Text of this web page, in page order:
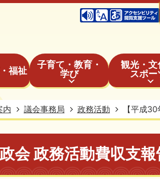
福祉
子育て・教育・
学び
観光・文
スポー
内 議会事務局 政務活動 【平成
会 政務活動費収支報